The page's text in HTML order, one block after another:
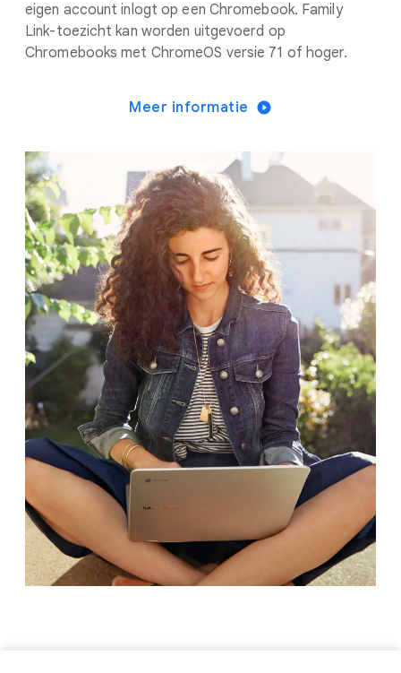
eigen account inlogt op een Chromebook. Family
Link-toezicht kan worden uitgevoerd op
Chromebooks met ChromeOS versie 71 of hoger.
Meer informatie